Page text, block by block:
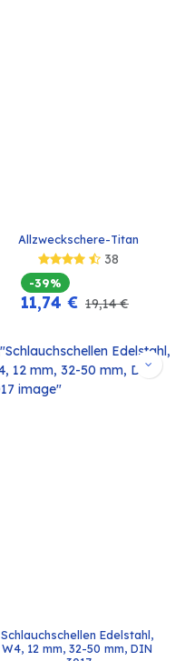
Allzweckschere-Titan
38
-39%
11,74 € 19,14€
Schlauchschellen Edelstahl,
W4, 12 mm, 32-50 mm, DIN